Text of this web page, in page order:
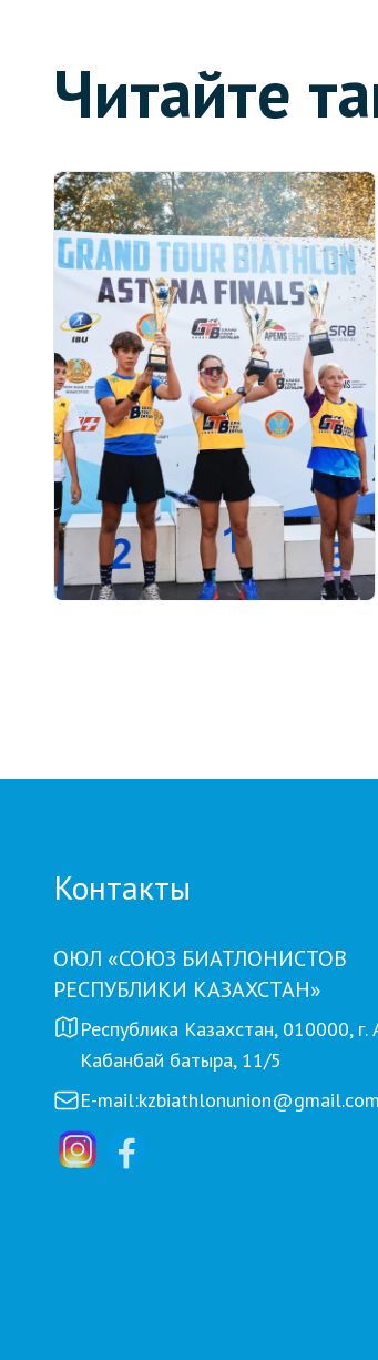
Читайте
Контакты
ОЮЛ «СОЮЗ БИАТЛОНИСТОВ
РЕСПУБЛИКИ КАЗАХСТАН»
Республика Казахстан, 010000, г.
Кабанбай батыра, 11/5
E-mail:kzbiathlonunion@gmail.com